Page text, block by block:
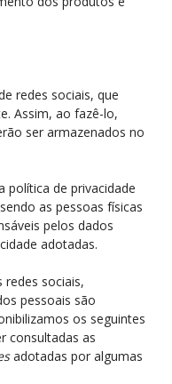
redes sociais, que
Assim, ao fazê-lo,
ser armazenados no
política de privacidade
as pessoas físicas
pelos dados
adotadas.
redes sociais,
pessoais são
os seguintes
consultadas as
adotadas por algumas